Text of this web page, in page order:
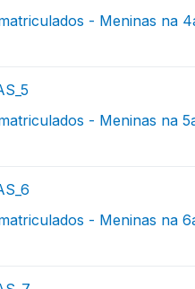
- Meninas na
- Meninas na
- Meninas na